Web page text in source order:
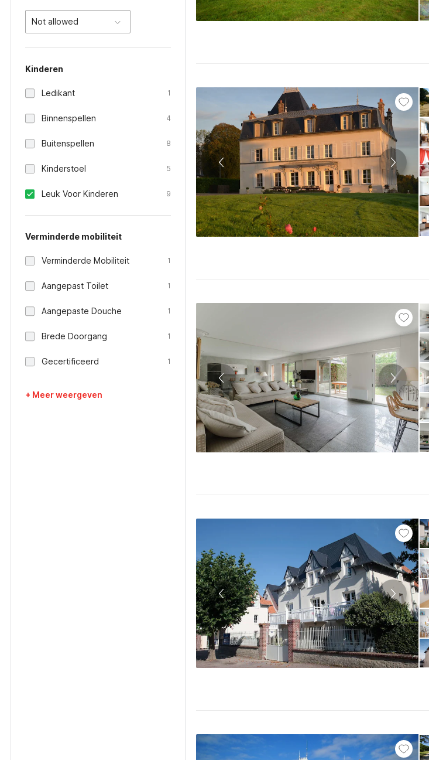
Not allowed
Kinderen
Ledikant 1
Binnenspellen 4
Buitenspellen 8
Kinderstoel 5
Leuk Voor Kinderen 9
Verminderde mobiliteit
Verminderde Mobiliteit 1
Aangepast Toilet 1
Aangepaste Douche 1
Brede Doorgang 1
Gecertificeerd 1
+ Meer weergeven